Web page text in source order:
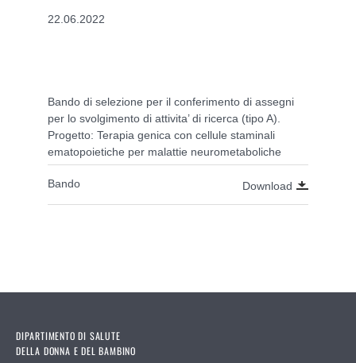
22.06.2022
Bando di selezione per il conferimento di assegni
per lo svolgimento di attivita’ di ricerca (tipo A).
Progetto: Terapia genica con cellule staminali
ematopoietiche per malattie neurometaboliche
Bando Download
DIPARTIMENTO DI SALUTE
DELLA DONNA E DEL BAMBINO